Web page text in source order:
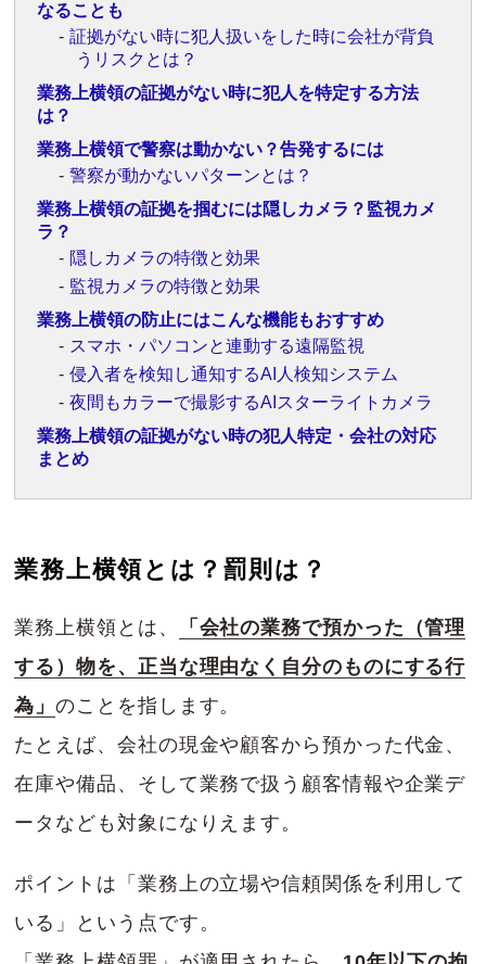
なることも
証拠がない時に犯人扱いをした時に会社が背負
うリスクとは？
業務上横領の証拠がない時に犯人を特定する方法
は？
業務上横領で警察は動かない？告発するには
警察が動かないパターンとは？
業務上横領の証拠を掴むには隠しカメラ？監視カメ
ラ？
隠しカメラの特徴と効果
監視カメラの特徴と効果
業務上横領の防止にはこんな機能もおすすめ
スマホ・パソコンと連動する遠隔監視
侵入者を検知し通知するAI人検知システム
夜間もカラーで撮影するAIスターライトカメラ
業務上横領の証拠がない時の犯人特定・会社の対応
まとめ
業務上横領とは？罰則は？
業務上横領とは、
「会社の業務で預かった（管理
する）物を、正当な理由なく自分のものにする行
為」のことを指します。
たとえば、会社の現金や顧客から預かった代金、
在庫や備品、そして業務で扱う顧客情報や企業デ
ータなども対象になりえます。
ポイントは「業務上の立場や信頼関係を利用して
いる」という点です。